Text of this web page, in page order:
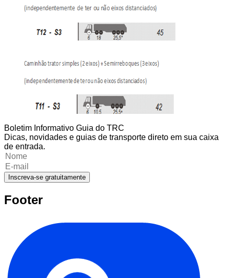
Boletim Informativo Guia do TRC
Dicas, novidades e guias de transporte direto em sua caixa
de entrada.
Inscreva-se gratuitamente
Footer